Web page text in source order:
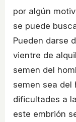
por algún
se puede
Pueden darse
vientre de
semen del
semen sea del
dificultades a
este embrión